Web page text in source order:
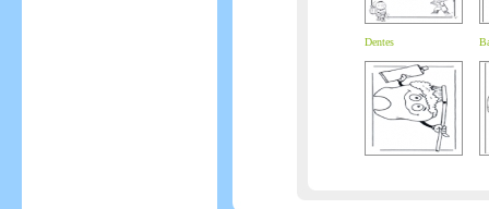
Dentes